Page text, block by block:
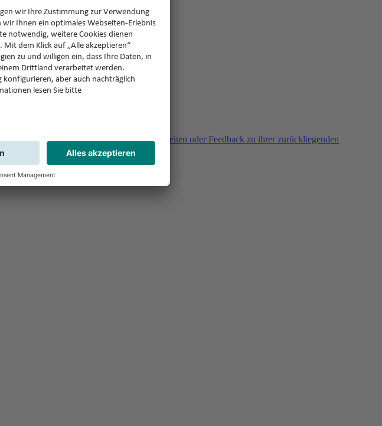
Sie haben Fragen, Unklarheiten oder Feedback zu ihrer zurückliegenden
Buchung?